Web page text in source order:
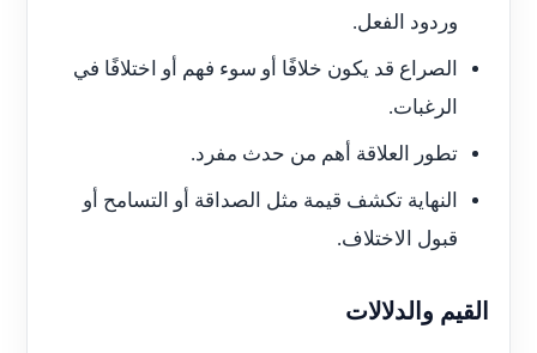
وردود الفعل.
الصراع قد يكون خلافًا أو سوء فهم أو اختلافًا في
الرغبات.
تطور العلاقة أهم من حدث مفرد.
النهاية تكشف قيمة مثل الصداقة أو التسامح أو
قبول الاختلاف.
القيم والدلالات